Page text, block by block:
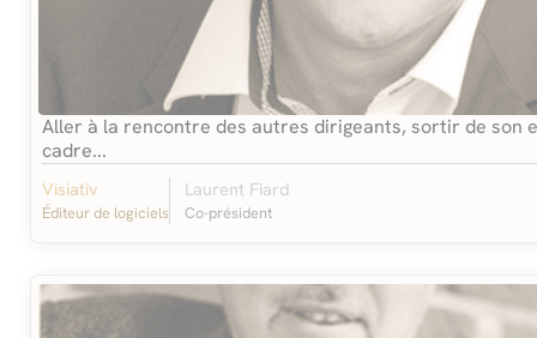
Aller à la rencontre des autres dirigeants, sortir de son
cadre...
Visiativ
Éditeur de logiciels
Laurent Fiard
Co-président